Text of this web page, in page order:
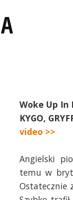
Woke Up In
KYGO,
video >>
Angielski
temu w
Ostatecznie